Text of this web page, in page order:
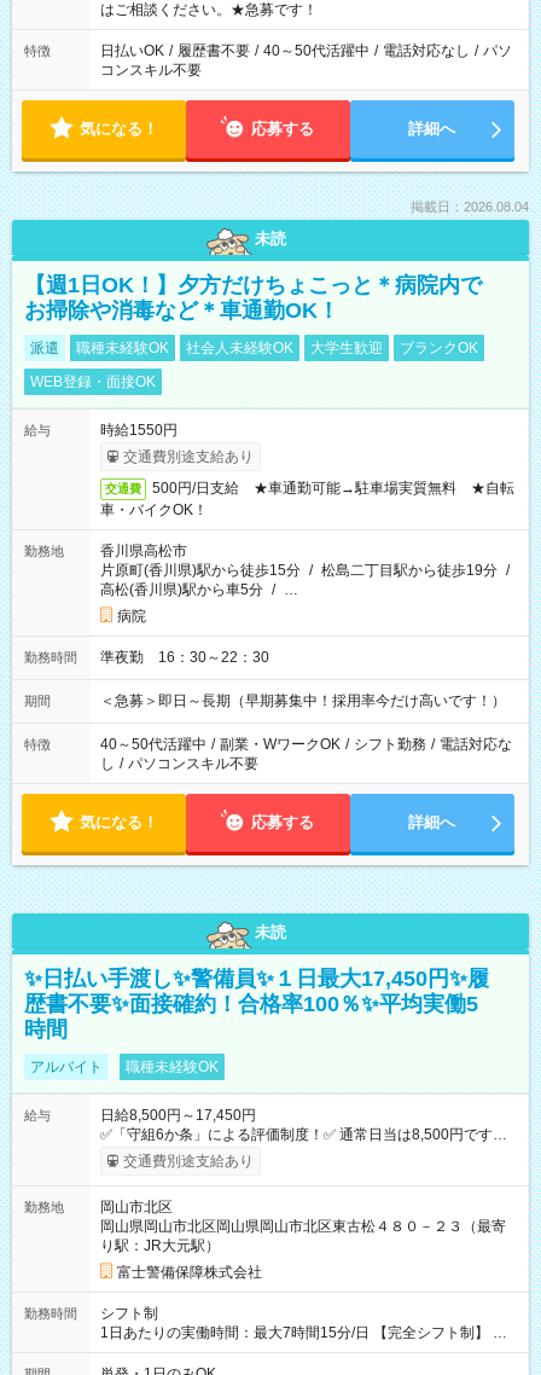
はご相談ください。★急募です！
特徴 日払いOK / 履歴書不要 / 40～50代活躍中 / 電話対応なし / パソ
コンスキル不要
気になる！ 応募する 詳細へ
掲載日：2026.08.04
未読
【週1日OK！】夕方だけちょこっと＊病院内で
お掃除や消毒など＊車通勤OK！
派遣 職種未経験OK 社会人未経験OK 大学生歓迎
ブランクOK
WEB登録・面接OK
給与
時給1550円
交通費別途支給あり
交通費
500円/日支給 ★車通勤可能→駐車場実質無料 ★自転
車・バイクOK！
勤務地
香川県高松市
片原町(香川県)駅から徒歩15分 / 松島二丁目駅から徒歩19分 /
高松(香川県)駅から車5分 / …
病院
勤務時間 準夜勤 16：30～22：30
期間 ＜急募＞即日～長期（早期募集中！採用率今だけ高いです！）
特徴 40～50代活躍中 / 副業・WワークOK / シフト勤務 / 電話対応な
し / パソコンスキル不要
気になる！ 応募する 詳細へ
未読
✨日払い手渡し✨警備員✨１日最大17,450円✨履
歴書不要✨面接確約！合格率100％✨平均実働5
時間
アルバイト 職種未経験OK
給与
日給8,500円～17,450円
✅「守組6か条」による評価制度！✅ 通常日当は8,500円ですが
上記評価制度により「S級隊員」と認定されれば10,000円の日当
を支給します。 (1)上記勤務者が交通2級資格者の場合10,000円
14,375円 (3)上記現場が日祝深夜の場合 17,250円 (4)上記勤務
者が現場までの運転者の場合17,250+200円＝17,450円 -----------
------------------------------- *最高日当額 17,450円* ---------------------
--------------------- より上位の資格取得やリーダー手当を取得する
と ”さらに”加算されます！ ※日当支給時振込手数料等は一切あ
交通費別途支給あり
勤務地
岡山市北区
岡山県岡山市北区岡山県岡山市北区東古松４８０－２３（最寄
り駅：JR大元駅）
富士警備保障株式会社
勤務時間
シフト制
1日あたりの実働時間：最大7時間15分/日 【完全シフト制】 例
(1) 8：00~17:00（休憩１h） 例(2) 13:00~16:00（早上がりでも
全額支給！） 例(3) 21:00~5:00（夜勤なら日当1.25倍！！）